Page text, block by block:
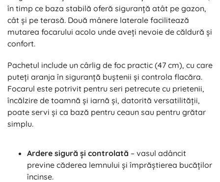
în timp ce baza stabilă oferă siguranță atât pe gazon,
cât și pe terasă. Două mânere laterale facilitează
mutarea focarului acolo unde aveți nevoie de căldură și
confort.
Pachetul include un cârlig de foc practic (47 cm), cu care
puteți aranja în siguranță buștenii și controla flacăra.
Focarul este potrivit pentru seri petrecute cu prietenii,
încălzire de toamnă și iarnă și, datorită versatilității,
poate servi și ca bază pentru ceaun sau pentru grătar
simplu.
Ardere sigură și controlată – vasul adâncit
previne căderea lemnului și împrăștierea bucăților
încinse.